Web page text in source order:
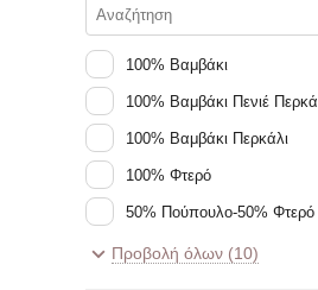
100% Βαμβάκι
100% Βαμβάκι Πενιέ
100% Βαμβάκι Περκάλι
100% Φτερό
50% Πούπουλο-50% Φτερό
50% Φτερό - 50% Πούπουλο
Προβολή όλων (10)